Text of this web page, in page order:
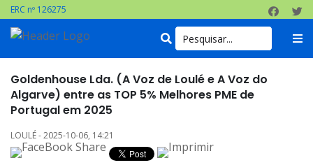
ERC nº 126275
Goldenhouse Lda. (A Voz de Loulé e A Voz do
Algarve) entre as TOP 5% Melhores PME de
Portugal em 2025
LOULÉ - 2025-10-06, 14:21